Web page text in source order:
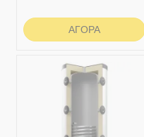
ΑΓΟΡΆ